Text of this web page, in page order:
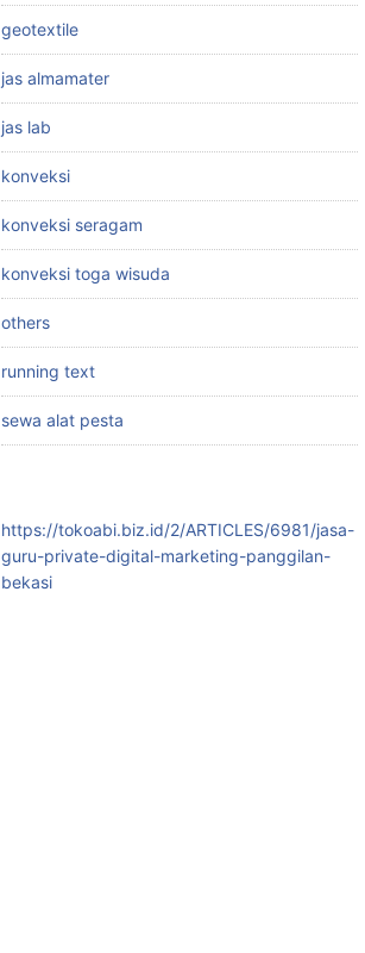
geotextile
jas almamater
jas lab
konveksi
konveksi seragam
konveksi toga wisuda
others
running text
sewa alat pesta
https://tokoabi.biz.id/2/ARTICLES/6981/jasa-
guru-private-digital-marketing-panggilan-
bekasi